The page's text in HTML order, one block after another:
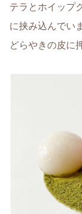
テラとホイップ
に挟み込んでい
どらやきの皮に